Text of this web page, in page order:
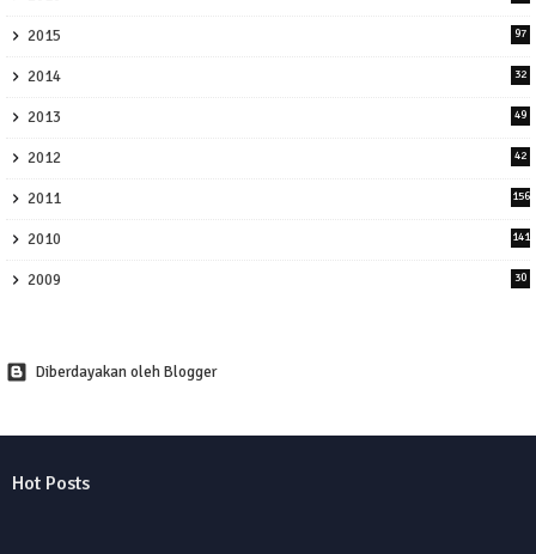
2015 97
2014 32
2013 49
2012 42
2011 156
2010 141
2009 30
Diberdayakan oleh Blogger
Hot Posts